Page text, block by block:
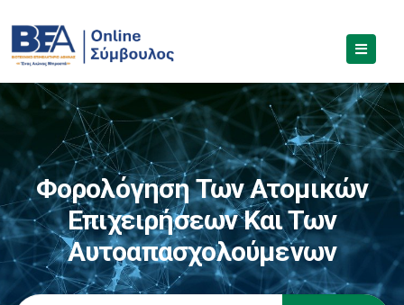
Φορολόγηση Των Ατομικών
Επιχειρήσεων Και Των
Αυτοαπασχολούμενων